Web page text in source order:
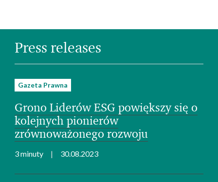
Press releases
Gazeta Prawna
Grono Liderów ESG powiększy się o
kolejnych pionierów
zrównoważonego rozwoju
3 minuty 30.08.2023